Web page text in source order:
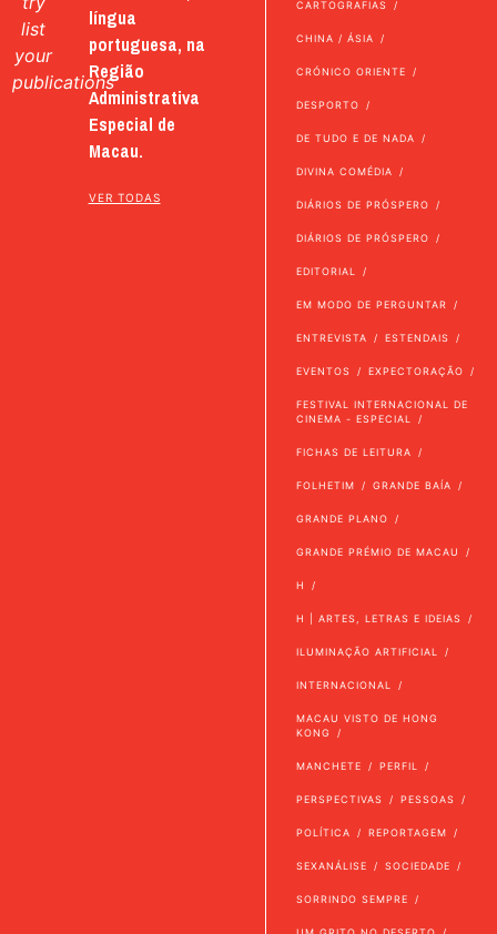
list
your
publications
língua
portuguesa, na
Região
Administrativa
Especial de
Macau.
VER TODAS
CARTOGRAFIAS
CHINA / ÁSIA
CRÓNICO ORIENTE
DESPORTO
DE TUDO E DE NADA
DIVINA COMÉDIA
DIÁRIOS DE PRÓSPERO
DIÁRIOS DE PRÓSPERO
EDITORIAL
EM MODO DE PERGUNTAR
ENTREVISTA ESTENDAIS
EVENTOS EXPECTORAÇÃO
FESTIVAL INTERNACIONAL DE
CINEMA - ESPECIAL
FICHAS DE LEITURA
FOLHETIM GRANDE BAÍA
GRANDE PLANO
GRANDE PRÉMIO DE MACAU
H
H | ARTES, LETRAS E IDEIAS
ILUMINAÇÃO ARTIFICIAL
INTERNACIONAL
MACAU VISTO DE HONG
KONG
MANCHETE PERFIL
PERSPECTIVAS PESSOAS
POLÍTICA REPORTAGEM
SEXANÁLISE SOCIEDADE
SORRINDO SEMPRE